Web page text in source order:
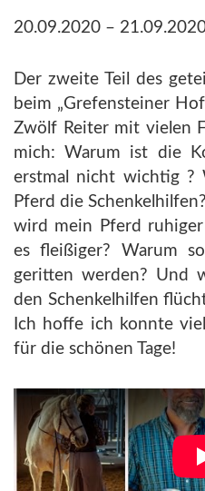
20.09.2020 –
Der zweite Teil des
beim „Grefensteiner
Zwölf Reiter mit vielen
mich: Warum ist die
erstmal nicht wichtig ?
Pferd die
wird mein Pferd
es fleißiger? Warum
geritten werden? Und
den Schenkelhilfen
Ich hoffe ich konnte
für die schönen Tage!